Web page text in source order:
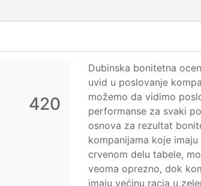
420
Dubinska bonitetna
uvid u poslovanje
možemo da vidimo
performanse za svaki
osnova za rezultat
kompanijama koje
crvenom delu tabele,
veoma oprezno, dok
imaju većinu racia u